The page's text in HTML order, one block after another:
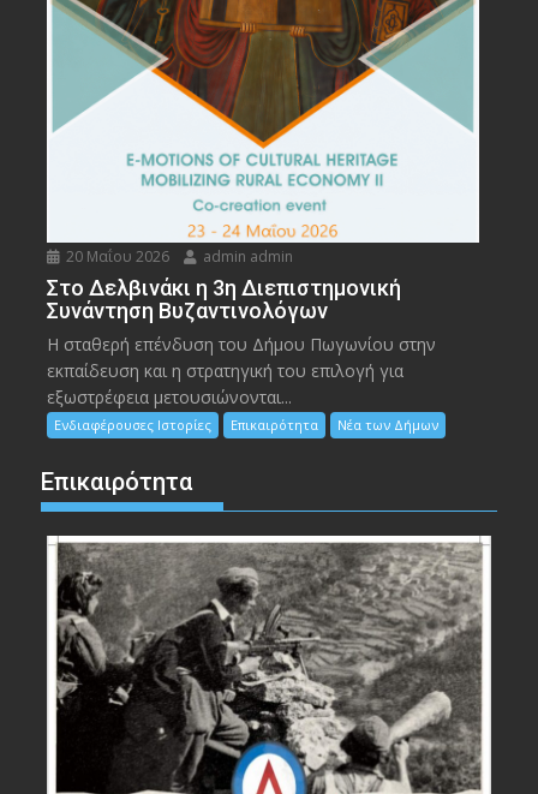
20 Μαΐου 2026 admin admin
Στο Δελβινάκι η 3η Διεπιστημονική
Συνάντηση Βυζαντινολόγων
Η σταθερή επένδυση του Δήμου Πωγωνίου στην
εκπαίδευση και η στρατηγική του επιλογή για
εξωστρέφεια μετουσιώνονται...
Ενδιαφέρουσες Ιστορίες Επικαιρότητα Νέα των Δήμων
Επικαιρότητα